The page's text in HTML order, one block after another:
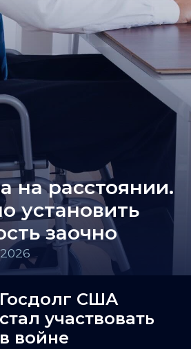
на расстоянии.
установить
заочно
Госдолг США
стал участвовать
в войне